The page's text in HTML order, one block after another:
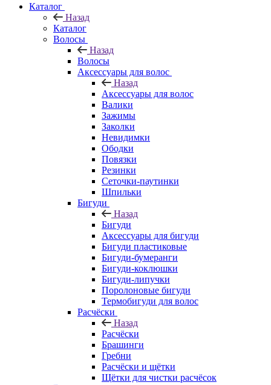
Каталог
Назад
Каталог
Волосы
Назад
Волосы
Аксессуары для волос
Назад
Аксессуары для волос
Валики
Зажимы
Заколки
Невидимки
Ободки
Повязки
Резинки
Сеточки-паутинки
Шпильки
Бигуди
Назад
Бигуди
Аксессуары для бигуди
Бигуди пластиковые
Бигуди-бумеранги
Бигуди-коклюшки
Бигуди-липучки
Поролоновые бигуди
Термобигуди для волос
Расчёски
Назад
Расчёски
Брашинги
Гребни
Расчёски и щётки
Щётки для чистки расчёсок